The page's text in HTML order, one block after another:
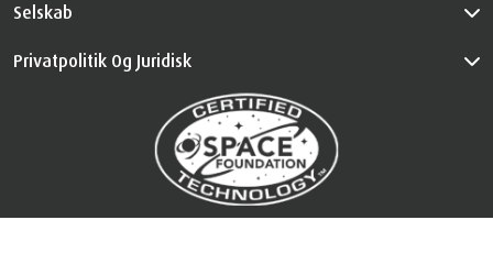
Selskab
Privatpolitik Og Juridisk